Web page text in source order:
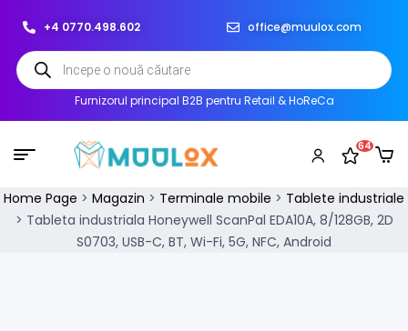
+4 0770.498.602 office@muulox.com
Furnizorul principal B2B pentru Retail & HoReCa
64
Home Page > Magazin > Terminale mobile > Tablete industriale
> Tableta industriala Honeywell ScanPal EDA10A, 8/128GB, 2D
S0703, USB-C, BT, Wi-Fi, 5G, NFC, Android